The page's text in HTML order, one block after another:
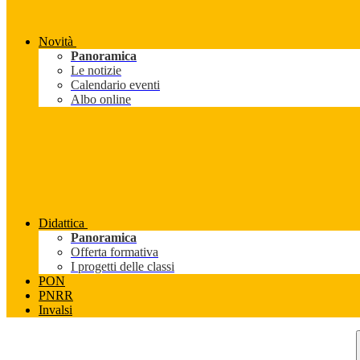
Novità
Panoramica
Le notizie
Calendario eventi
Albo online
Didattica
Panoramica
Offerta formativa
I progetti delle classi
PON
PNRR
Invalsi